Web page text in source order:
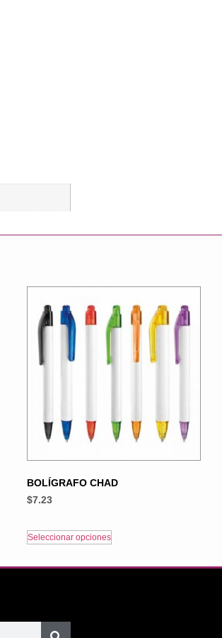
BOLÍGRAFO CHAD
$7.23
Seleccionar opciones